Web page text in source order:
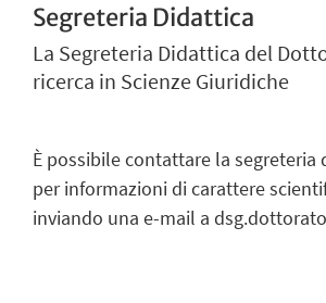
Segreteria Didattica
La Segreteria Didattica del
ricerca in Scienze Giuridiche
È possibile contattare la segreteria
per informazioni di carattere
inviando una e-mail a